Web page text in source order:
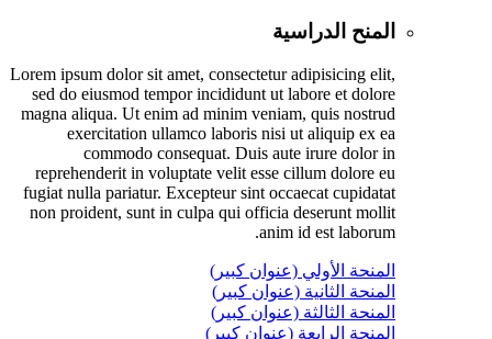
المنح الدراسية
Lorem ipsum dolor sit amet, consectetur adipisicing elit,
sed do eiusmod tempor incididunt ut labore et dolore
magna aliqua. Ut enim ad minim veniam, quis nostrud
exercitation ullamco laboris nisi ut aliquip ex ea
commodo consequat. Duis aute irure dolor in
reprehenderit in voluptate velit esse cillum dolore eu
fugiat nulla pariatur. Excepteur sint occaecat cupidatat
non proident, sunt in culpa qui officia deserunt mollit
anim id est laborum.
المنحة الأولي (عنوان كبير)
المنحة الثانية (عنوان كبير)
المنحة الثالثة (عنوان كبير)
المنحة الرابعة (عنوان كبير)